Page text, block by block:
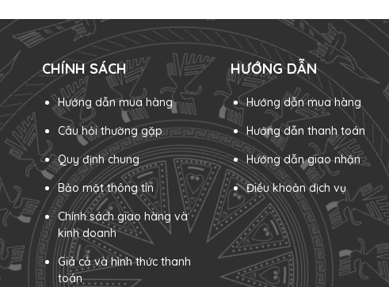
CHÍNH SÁCH
Hướng dẫn mua hàng
Câu hỏi thường gặp
Quy định chung
Bảo mật thông tin
Chính sách giao hàng và
kinh doanh
Giá cả và hình thức thanh
toán
HƯỚNG DẪN
Hướng dẫn mua hàng
Hướng dẫn thanh toán
Hướng dẫn giao nhận
Điều khoản dịch vụ